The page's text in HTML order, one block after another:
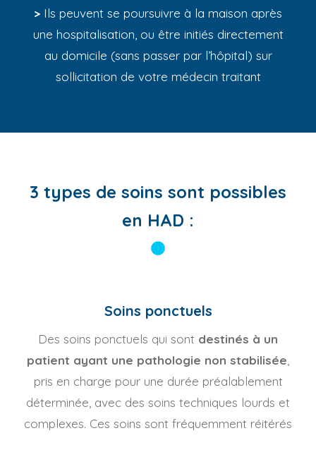
> Ils peuvent se poursuivre à la maison après
une hospitalisation, ou être initiés directement
au domicile (sans passer par l’hôpital) sur
sollicitation de votre médecin traitant
3 types de soins sont possibles
en HAD :
Soins ponctuels
Des soins ponctuels qui sont destinés à un
patient ayant une pathologie non stabilisée
pris en charge pour une durée préalablement
déterminée, avec des soins techniques lourds et
complexes. Ces soins sont fréquemment réitérés